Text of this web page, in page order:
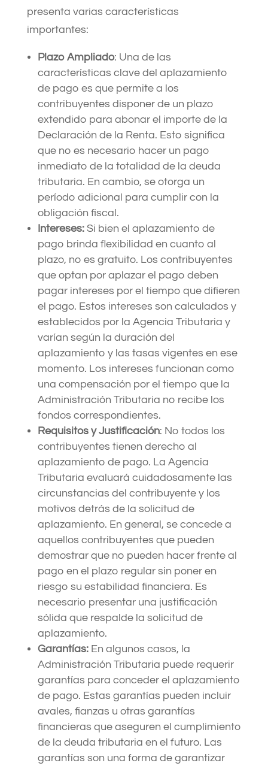
presenta varias características
importantes:
Plazo Ampliado: Una de las
características clave del aplazamiento
de pago es que permite a los
contribuyentes disponer de un plazo
extendido para abonar el importe de la
Declaración de la Renta. Esto significa
que no es necesario hacer un pago
inmediato de la totalidad de la deuda
tributaria. En cambio, se otorga un
período adicional para cumplir con la
obligación fiscal.
Intereses:Si bien el aplazamiento de
pago brinda flexibilidad en cuanto al
plazo, no es gratuito. Los contribuyentes
que optan por aplazar el pago deben
pagar intereses por el tiempo que difieren
el pago. Estos intereses son calculados y
establecidos por la Agencia Tributaria y
varían según la duración del
aplazamiento y las tasas vigentes en ese
momento. Los intereses funcionan como
una compensación por el tiempo que la
Administración Tributaria no recibe los
fondos correspondientes.
Requisitos y Justificación: No todos los
contribuyentes tienen derecho al
aplazamiento de pago. La Agencia
Tributaria evaluará cuidadosamente las
circunstancias del contribuyente y los
motivos detrás de la solicitud de
aplazamiento. En general, se concede a
aquellos contribuyentes que pueden
demostrar que no pueden hacer frente al
pago en el plazo regular sin poner en
riesgo su estabilidad financiera. Es
necesario presentar una justificación
sólida que respalde la solicitud de
aplazamiento.
Garantías:En algunos casos, la
Administración Tributaria puede requerir
garantías para conceder el aplazamiento
de pago. Estas garantías pueden incluir
avales, fianzas u otras garantías
financieras que aseguren el cumplimiento
de la deuda tributaria en el futuro. Las
garantías son una forma de garantizar